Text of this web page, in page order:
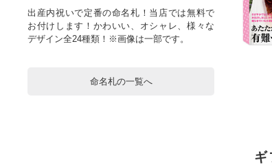
出産内祝いで定番の命名札！当店では無料で
お付けします！かわいい、オシャレ、様々な
デザイン全24種類！※画像は一部です。
命名札の一覧へ
ギ